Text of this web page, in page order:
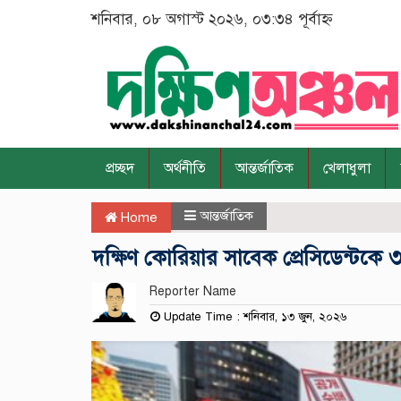
শনিবার, ০৮ অগাস্ট ২০২৬, ০৩:৩৪ পূর্বাহ্ন
প্রচ্ছদ অর্থনীতি আন্তর্জাতিক খেলাধুলা
Home আন্তর্জাতিক
দক্ষিণ কোরিয়ার সাবেক প্রেসিডেন্টকে
Reporter Name
Update Time : শনিবার, ১৩ জুন, ২০২৬